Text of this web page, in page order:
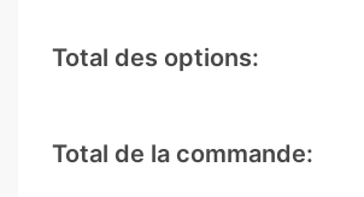
Total des options:
Total de la commande: